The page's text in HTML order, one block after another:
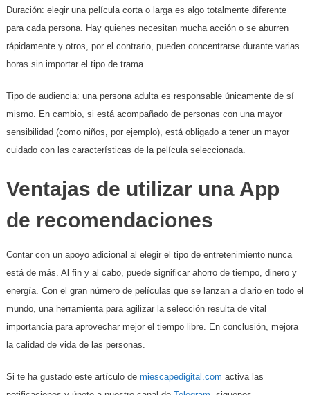
Duración: elegir una película corta o larga es algo totalmente diferente
para cada persona. Hay quienes necesitan mucha acción o se aburren
rápidamente y otros, por el contrario, pueden concentrarse durante varias
horas sin importar el tipo de trama.
Tipo de audiencia: una persona adulta es responsable únicamente de sí
mismo. En cambio, si está acompañado de personas con una mayor
sensibilidad (como niños, por ejemplo), está obligado a tener un mayor
cuidado con las características de la película seleccionada.
Ventajas de utilizar una App
de recomendaciones
Contar con un apoyo adicional al elegir el tipo de entretenimiento nunca
está de más. Al fin y al cabo, puede significar ahorro de tiempo, dinero y
energía. Con el gran número de películas que se lanzan a diario en todo el
mundo, una herramienta para agilizar la selección resulta de vital
importancia para aprovechar mejor el tiempo libre. En conclusión, mejora
la calidad de vida de las personas.
Si te ha gustado este artículo de miescapedigital.com activa las